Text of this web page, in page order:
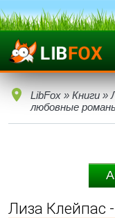
LibFox » Книги »
любовные
Лиза Клейпас